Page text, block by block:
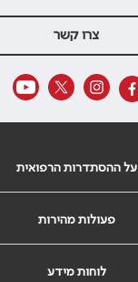
צרו קשר
על ההסתדרות הרפואית
פעולות מהירות
לוחות מידע